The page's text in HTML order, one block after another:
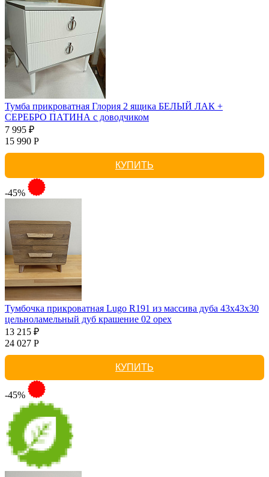
Тумба прикроватная Глория 2 ящика БЕЛЫЙ ЛАК +
СЕРЕБРО ПАТИНА с доводчиком
7 995 ₽
15 990 Р
КУПИТЬ
-45%
Тумбочка прикроватная Lugo R191 из массива дуба 43х43х30
цельноламельный дуб крашение 02 орех
13 215 ₽
24 027 Р
КУПИТЬ
-45%